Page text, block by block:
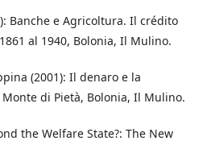
Banche e Agricoltura. Il crédito
al 1940, Bolonia, Il Mulino.
(2001): Il denaro e la
Monte di Pietà, Bolonia, Il Mulino.
the Welfare State?: The New